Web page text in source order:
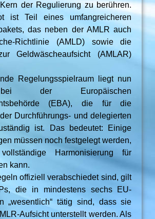
der Regulierung zu berühren.
ist Teil eines umfangreicheren
das neben der AMLR auch
Richtlinie (AMLD) sowie die
Geldwäscheaufsicht (AMLAR)
Regelungsspielraum liegt nun
der Europäischen
(EBA), die für die
Durchführungs- und delegierten
ist. Das bedeutet: Einige
müssen noch festgelegt werden,
Harmonisierung für
kann.
offiziell verabschiedet sind, gilt
die in mindestens sechs EU-
„wesentlich“ tätig sind, dass sie
Aufsicht unterstellt werden. Als